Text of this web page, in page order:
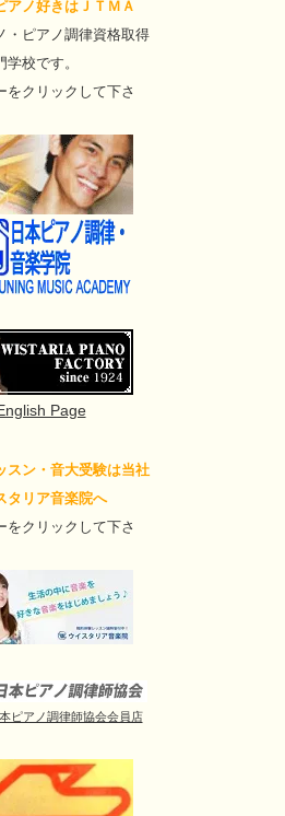
アノ好きはＪＴＭＡ
・ピアノ調律資格取得
校です。
をクリックして下さ
Page
スン・音大受験は当社
タリア音楽院へ
をクリックして下さ
ピアノ調律師協会会員店